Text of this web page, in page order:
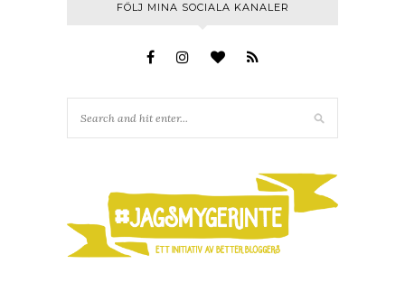
FÖLJ MINA SOCIALA KANALER